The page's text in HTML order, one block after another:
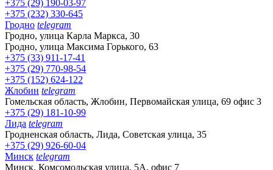
+375 (29) 190-03-97
+375 (232) 330-645
Гродно telegram
Гродно, улица Карла Маркса, 30
Гродно, улица Максима Горького, 63
+375 (33) 911-17-41
+375 (29) 770-98-54
+375 (152) 624-122
Жлобин telegram
Гомельская область, Жлобин, Первомайская улица, 69 офис 3
+375 (29) 181-10-99
Лида telegram
Гродненская область, Лида, Советская улица, 35
+375 (29) 926-60-04
Минск telegram
Минск, Комсомольская улица, 5А, офис 7